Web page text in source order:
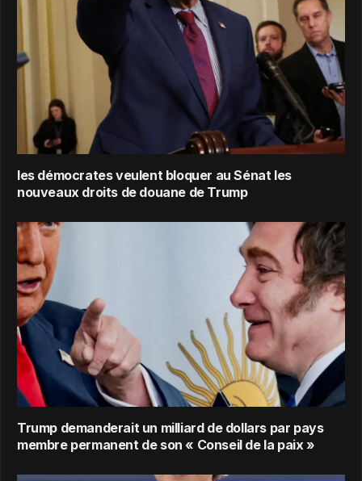
les démocrates veulent bloquer au Sénat les
nouveaux droits de douane de Trump
Trump demanderait un milliard de dollars par pays
membre permanent de son « Conseil de la paix »